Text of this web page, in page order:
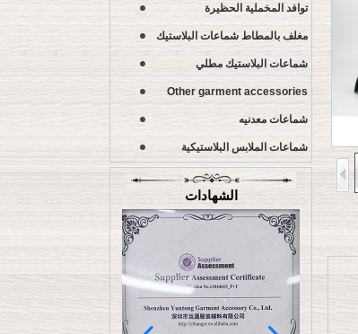
توافد المخملية الحظيرة
مغلف بالمطاط شماعات البلاستيك
شماعات البلاستيك مطلي
Other garment accessories
شماعات معدنيه
شماعات الملابس البلاستيكية
الشهادات